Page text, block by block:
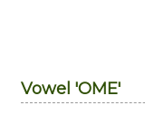
Vowel 'OME'